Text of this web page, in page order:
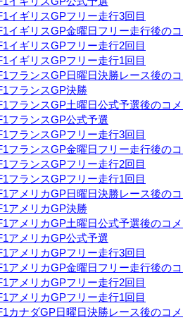
イギリスGPフリー走行3回目
イギリスGP金曜日フリー走行後の
イギリスGPフリー走行2回目
イギリスGPフリー走行1回目
フランスGP日曜日決勝レース後の
フランスGP決勝
フランスGP土曜日公式予選後のコ
フランスGP公式予選
フランスGPフリー走行3回目
フランスGP金曜日フリー走行後の
フランスGPフリー走行2回目
フランスGPフリー走行1回目
アメリカGP日曜日決勝レース後の
アメリカGP決勝
アメリカGP土曜日公式予選後のコ
アメリカGP公式予選
アメリカGPフリー走行3回目
アメリカGP金曜日フリー走行後の
アメリカGPフリー走行2回目
アメリカGPフリー走行1回目
カナダGP日曜日決勝レース後のコ